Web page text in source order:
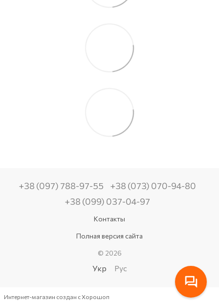
+38 (097) 788-97-55
+38 (073) 070-94-80
+38 (099) 037-04-97
Контакты
Полная версия сайта
© 2026
Укр Рус
Интернет-магазин создан с Хорошоп